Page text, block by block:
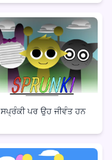
ਸਪ੍ਰੰਕੀ ਪਰ ਉਹ ਜੀਵੰਤ ਹਨ